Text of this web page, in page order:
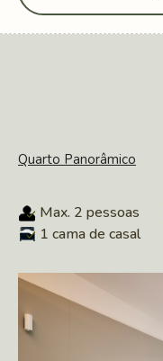
Quarto Panorâmico
Max. 2 pessoas
1 cama de casal